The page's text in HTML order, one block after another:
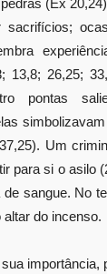
(Ex
sacrifícios;
13,8; 26,25;
pontas
Um
para si o asilo
sangue. No
do incenso.
importância,